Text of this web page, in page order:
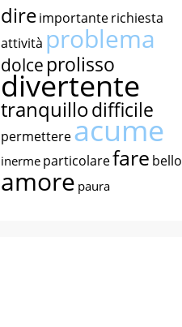
direimportanterichiesta
attività problema
dolce prolisso
divertente
tranquillodifficile
permettereacume
inerme particolarefare bello
amore paura